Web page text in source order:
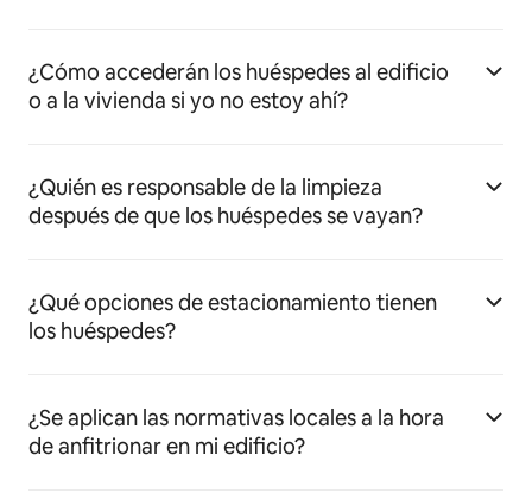
¿Cómo accederán los huéspedes al edificio
o a la vivienda si yo no estoy ahí?
¿Quién es responsable de la limpieza
después de que los huéspedes se vayan?
¿Qué opciones de estacionamiento tienen
los huéspedes?
¿Se aplican las normativas locales a la hora
de anfitrionar en mi edificio?